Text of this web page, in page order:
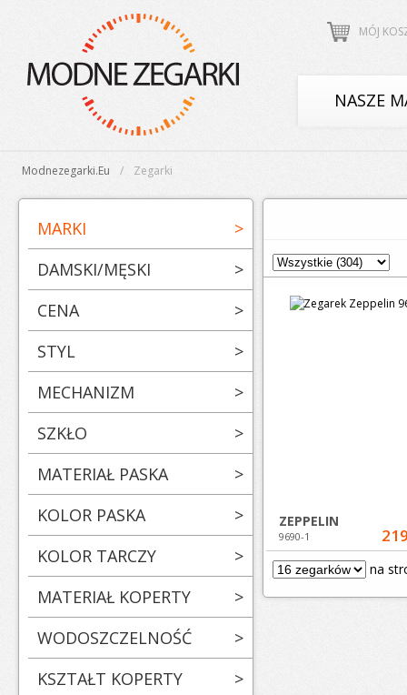
MÓJ
NASZE
Modnezegarki.eu Zegarki
MARKI
>
DAMSKI/MĘSKI
>
CENA
>
STYL
>
MECHANIZM
>
SZKŁO
>
MATERIAŁ PASKA
>
KOLOR PASKA
>
KOLOR TARCZY
>
MATERIAŁ KOPERTY
>
WODOSZCZELNOŚĆ
>
KSZTAŁT KOPERTY
>
ZEPPELIN
9690-1
na